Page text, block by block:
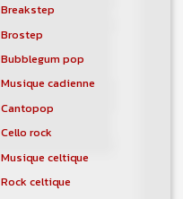
Breakstep
Brostep
Bubblegum pop
Musique cadienne
Cantopop
Cello rock
Musique celtique
Rock celtique